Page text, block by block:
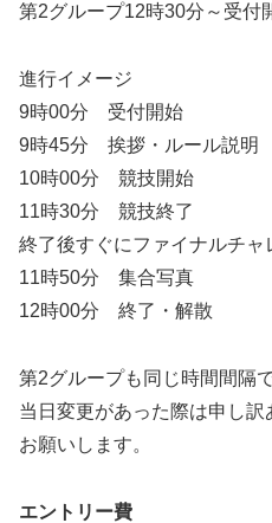
第2グループ12時30分～受付
進行イメージ
9時00分 受付開始
9時45分 挨拶・ルール説明
10時00分 競技開始
11時30分 競技終了
終了後すぐにファイナルチャ
11時50分 集合写真
12時00分 終了・解散
第2グループも同じ時間間隔
当日変更があった際は申し訳
お願いします。
エントリー費